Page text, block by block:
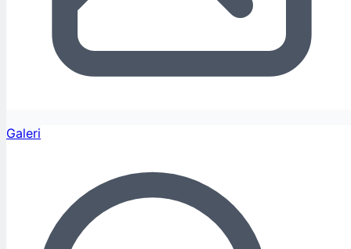
Galeri